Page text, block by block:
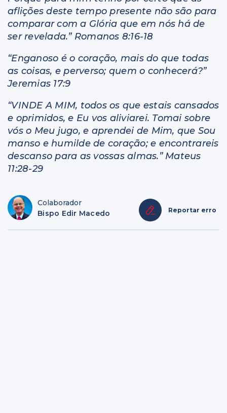
aflições deste tempo presente não são para
comparar com a Glória que em nós há de
ser revelada.” Romanos 8:16-18
“Enganoso é o coração, mais do que todas
as coisas, e perverso; quem o conhecerá?”
Jeremias 17:9
“VINDE A MIM, todos os que estais cansados
e oprimidos, e Eu vos aliviarei. Tomai sobre
vós o Meu jugo, e aprendei de Mim, que Sou
manso e humilde de coração; e encontrareis
descanso para as vossas almas.” Mateus
11:28-29
Colaborador
Bispo Edir Macedo
Reportar erro